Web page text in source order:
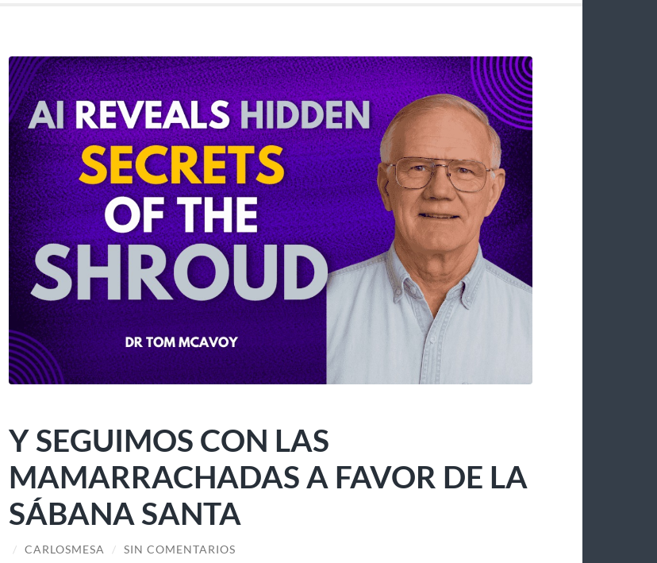
Y SEGUIMOS CON LAS
MAMARRACHADAS A FAVOR DE LA
SÁBANA SANTA
/ CARLOSMESA / SIN COMENTARIOS